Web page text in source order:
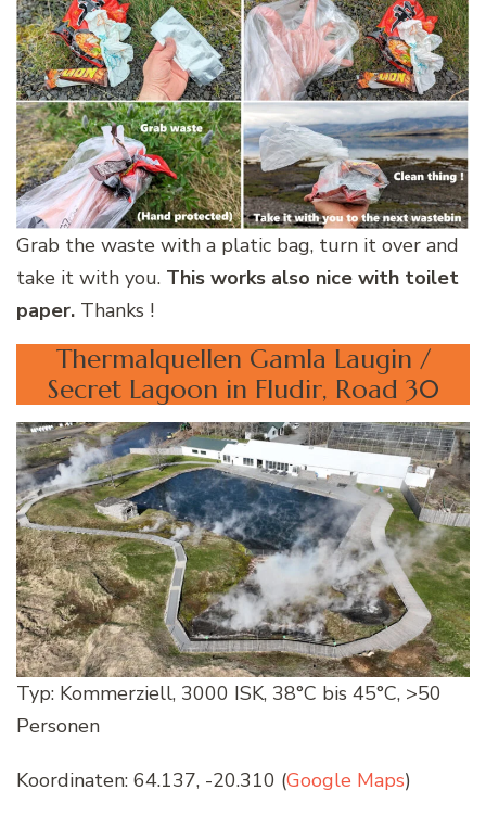
Grab the waste with a platic bag, turn it over and
take it with you. This works also nice with toilet
paper. Thanks !
Thermalquellen Gamla Laugin /
Secret Lagoon in Fludir, Road 30
Typ: Kommerziell, 3000 ISK, 38°C bis 45°C, >50
Personen
Koordinaten: 64.137, -20.310 (Google Maps)